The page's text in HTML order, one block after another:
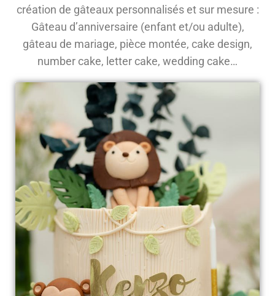
création de gâteaux personnalisés et sur mesure :
Gâteau d’anniversaire (enfant et/ou adulte),
gâteau de mariage, pièce montée, cake design,
number cake, letter cake, wedding cake…